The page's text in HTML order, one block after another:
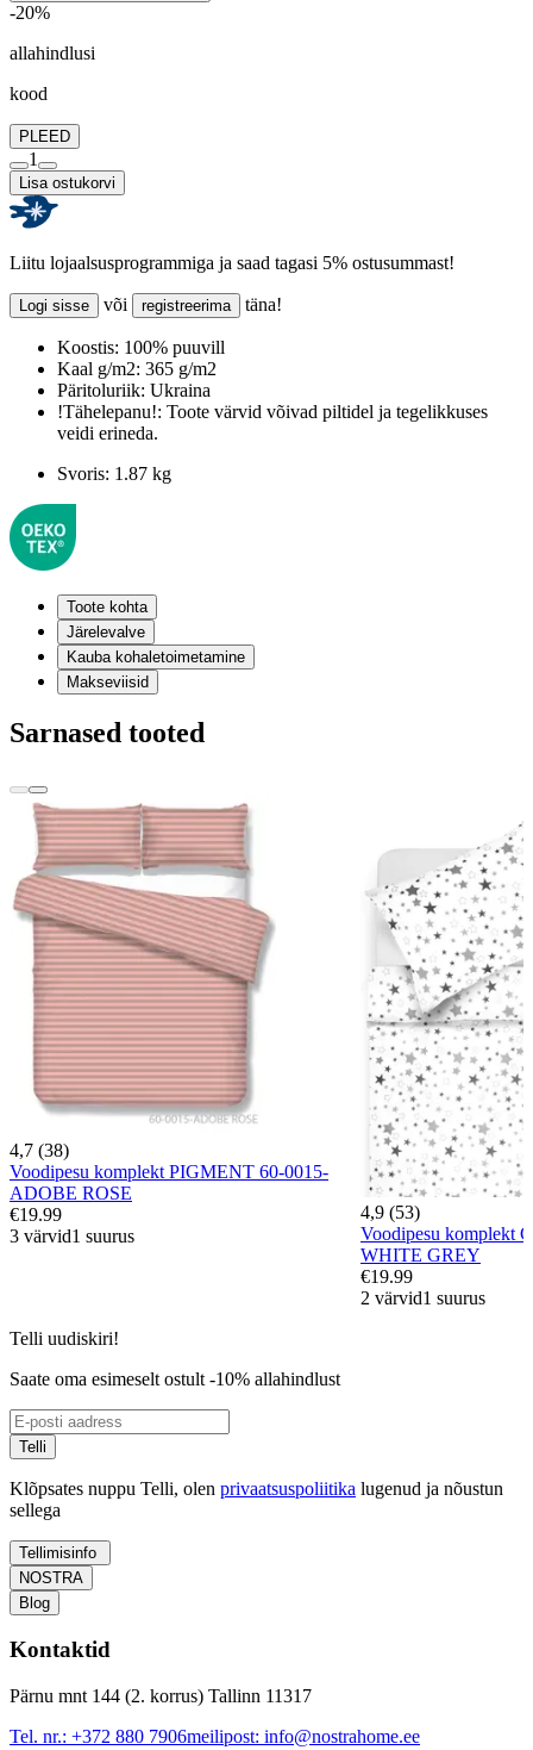
-20%
allahindlusi
kood
PLEED
1
Lisa ostukorvi
Liitu lojaalsusprogrammiga ja saad tagasi 5% ostusummast!
Logi sisse või registreerima täna!
Koostis: 100% puuvill
Kaal g/m2: 365 g/m2
Päritoluriik: Ukraina
!Tähelepanu!: Toote värvid võivad piltidel ja tegelikkuses
veidi erineda.
Svoris: 1.87 kg
Toote kohta
Järelevalve
Kauba kohaletoimetamine
Makseviisid
Sarnased tooted
4,7 (38)
Voodipesu komplekt PIGMENT 60-0015-
ADOBE ROSE
€19.99
3 värvid1 suurus
4,9 (53)
Voodipesu komplekt
WHITE GREY
€19.99
2 värvid1 suurus
Telli uudiskiri!
Saate oma esimeselt ostult -10% allahindlust
Telli
Klõpsates nuppu Telli, olen privaatsuspoliitika lugenud ja nõustun
sellega
Tellimisinfo
NOSTRA
Blog
Kontaktid
Pärnu mnt 144 (2. korrus) Tallinn 11317
Tel. nr.: +372 880 7906meilipost: info@nostrahome.ee